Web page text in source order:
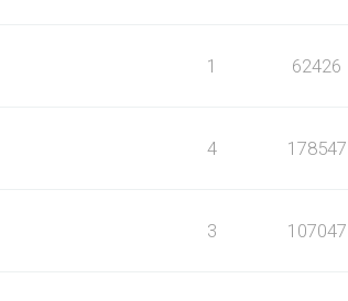
1 62426
4 178547
3 107047